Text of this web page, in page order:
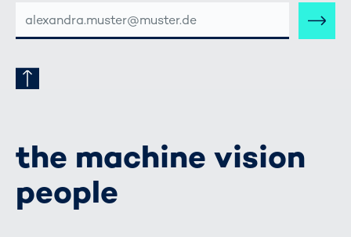
MAIL-
ADRESSE
the machine vision
people